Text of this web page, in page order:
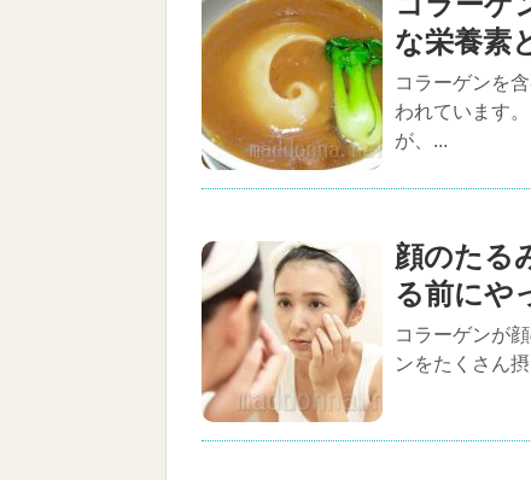
な栄養素
コラーゲンを
われています
が、...
顔のたる
る前にや
コラーゲンが
ンをたくさん